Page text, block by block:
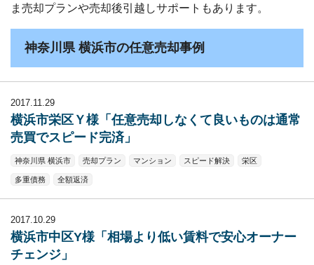
ま売却プランや売却後引越しサポートもあります。
神奈川県 横浜市の任意売却事例
2017.11.29
横浜市栄区Ｙ様「任意売却しなくて良いものは通常
売買でスピード完済」
神奈川県 横浜市 売却プラン マンション スピード解決 栄区
多重債務 全額返済
2017.10.29
横浜市中区Y様「相場より低い賃料で安心オーナー
チェンジ」